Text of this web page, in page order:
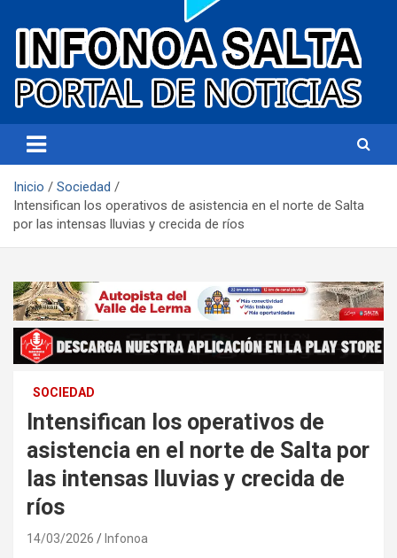
Infonoa Salta
Inicio
Sociedad
Intensifican los operativos de asistencia en el norte de Salta
por las intensas lluvias y crecida de ríos
SOCIEDAD
Intensifican los operativos de
asistencia en el norte de Salta por
las intensas lluvias y crecida de
ríos
14/03/2026 Infonoa